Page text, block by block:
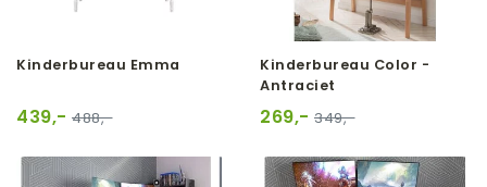
Kinderbureau Emma
439,- 488,-
Kinderbureau Color -
Antraciet
269,- 349,-